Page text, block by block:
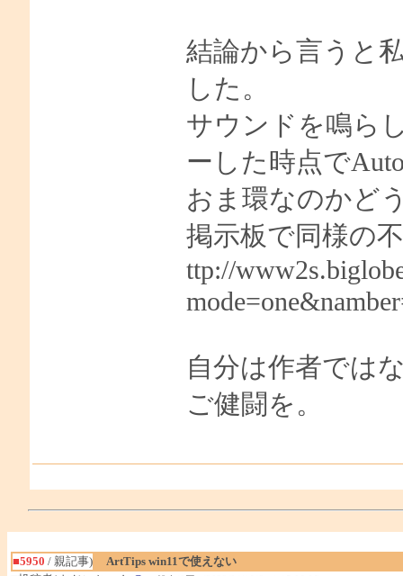
結論から言うと
した。
サウンドを鳴ら
ーした時点で
おま環なのかど
掲示板で同様の
ttp://
自分は作者では
ご健闘を。
■5950 / 親記事)
ArtTips win11で使えない